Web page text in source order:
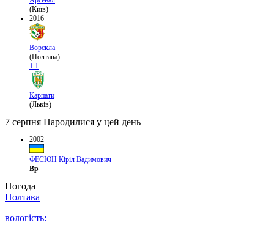
(Київ)
2016
Ворскла
(Полтава)
1:1
Карпати
(Львів)
7 серпня Народилися у цей день
2002
ФЕСЮН Кіріл Вадимович
Вр
Погода
Полтава
вологість: